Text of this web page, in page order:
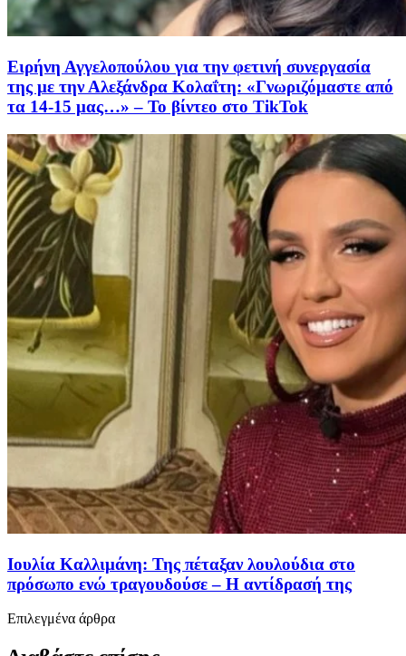
Ειρήνη Αγγελοπούλου για την φετινή συνεργασία
της με την Αλεξάνδρα Κολαΐτη: «Γνωριζόμαστε από
τα 14-15 μας…» – Το βίντεο στο TikTok
Ιουλία Καλλιμάνη: Της πέταξαν λουλούδια στο
πρόσωπο ενώ τραγουδούσε – Η αντίδρασή της
Επιλεγμένα άρθρα